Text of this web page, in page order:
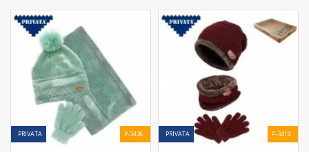
PRIVATA P-3436 PRIVATA P-3418